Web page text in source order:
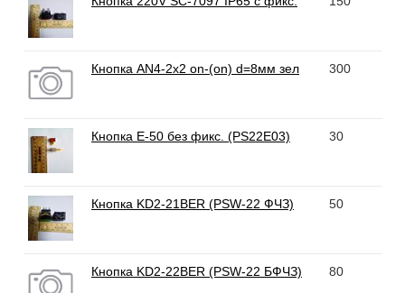
Кнопка AN4-2x2 on-(on) d=8мм зел 300
Кнопка E-50 без фикс. (PS22E03) 30
Кнопка KD2-21BER (PSW-22 ФЧЗ) 50
Кнопка KD2-22BER (PSW-22 БФЧЗ) 80